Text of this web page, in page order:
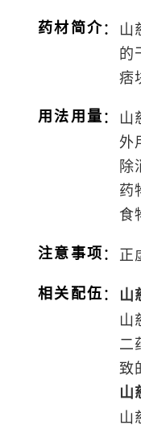
药材简介：
山
的
痞
用法用量：
山
外
除
药
食
注意事项： 正
相关配伍：
山
山
二
致
山
山